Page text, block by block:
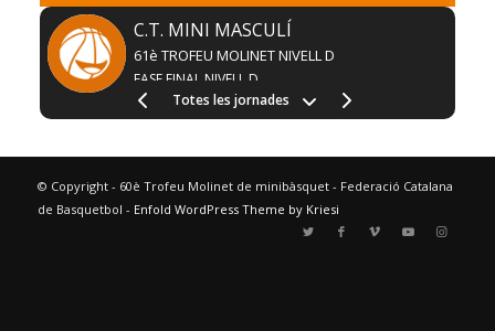
C.T. MINI MASCULÍ
61è TROFEU MOLINET NIVELL D
FASE FINAL NIVELL D
Totes les jornades
© Copyright - 60è Trofeu Molinet de minibàsquet - Federació Catalana
de Basquetbol - Enfold WordPress Theme by Kriesi